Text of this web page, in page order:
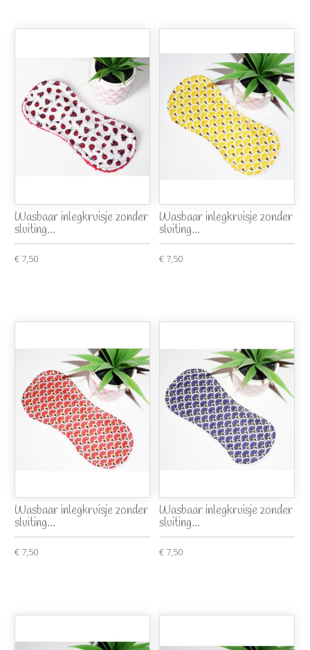
Wasbaar inlegkruisje zonder
sluiting...
€ 7,50
Wasbaar inlegkruisje zonder
sluiting...
€ 7,50
Wasbaar inlegkruisje zonder
sluiting...
€ 7,50
Wasbaar inlegkruisje zonder
sluiting...
€ 7,50